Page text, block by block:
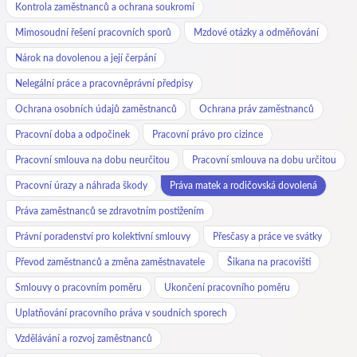
Kontrola zaměstnanců a ochrana soukromí
Mimosoudní řešení pracovních sporů Mzdové otázky a odměňování
Nárok na dovolenou a její čerpání
Nelegální práce a pracovněprávní předpisy
Ochrana osobních údajů zaměstnanců Ochrana práv zaměstnanců
Pracovní doba a odpočinek Pracovní právo pro cizince
Pracovní smlouva na dobu neurčitou Pracovní smlouva na dobu určitou
Pracovní úrazy a náhrada škody Práva matek a rodičovská dovolená
Práva zaměstnanců se zdravotním postižením
Právní poradenství pro kolektivní smlouvy Přesčasy a práce ve svátky
Převod zaměstnanců a změna zaměstnavatele Šikana na pracovišti
Smlouvy o pracovním poměru Ukončení pracovního poměru
Uplatňování pracovního práva v soudních sporech
Vzdělávání a rozvoj zaměstnanců